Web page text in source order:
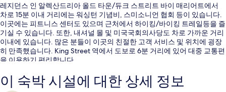
레지던스 인 알렉산드리아 올드 타운/듀크 스트리트 바이 매리어트에서
차로 15분 이내 거리에는 워싱턴 기념비, 스미소니언 협회 등이 있습니다.
이곳에는 피트니스 센터도 있으며 근처에서 하이킹/바이킹 트레일등을 즐
기실 수 있습니다. 또한, 내셔널 몰 및 미국국회의사당도 차로 가까운 거리
이내에 있습니다. 많은 분들이 이곳의 친절한 고객 서비스 및 위치에 굉장
히 만족했습니다. King Street 역에서 도보로 6분 거리에 있어 대중 교통편
을 이용하기 편리합니다.
이 숙박 시설에 대한 상세 정보